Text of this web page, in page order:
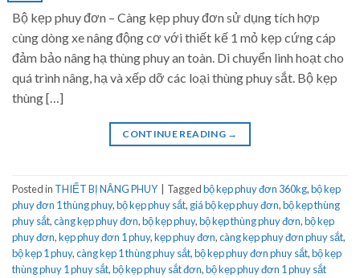
Bộ kẹp phuy đơn – Càng kẹp phuy đơn sử dụng tích hợp
cùng dòng xe nâng động cơ với thiết kế 1 mỏ kẹp cứng cáp
đảm bảo nâng hạ thùng phuy an toàn. Di chuyển linh hoạt cho
quá trình nâng, hạ và xếp dỡ các loại thùng phuy sắt. Bộ kẹp
thùng […]
CONTINUE READING →
Posted in THIẾT BỊ NÂNG PHUY Taggedbộ kẹp phuy đơn 360kg,bộ kẹp
phuy đơn 1 thùng phuy,bộ kẹp phuy sắt, giá bộ kẹp phuy đơn,bộ kẹp thùng
phuy sắt,càng kẹp phuy đơn,bộ kẹp phuy,bộ kẹp thùng phuy đơn,bộ kẹp
phuy đơn,kẹp phuy đơn 1 phuy,kẹp phuy đơn,càng kẹp phuy đơn phuy sắt,
bộ kẹp 1 phuy,càng kẹp 1 thùng phuy sắt,bộ kẹp phuy đơn phuy sắt,bộ kẹp
thùng phuy 1 phuy sắt,bộ kẹp phuy sắt đơn,bộ kẹp phuy đơn 1 phuy sắt